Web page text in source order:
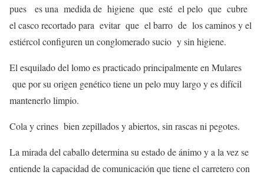
pues es una medida de higiene que esté el pelo que cubre
el casco recortado para evitar que el barro de los caminos y el
estiércol configuren un conglomerado sucio y sin higiene.
El esquilado del lomo es practicado principalmente en Mulares
que por su origen genético tiene un pelo muy largo y es difícil
mantenerlo limpio.
Cola y crines bien zepillados y abiertos, sin rascas ni pegotes.
La mirada del caballo determina su estado de ánimo y a la vez se
entiende la capacidad de comunicación que tiene el carretero con